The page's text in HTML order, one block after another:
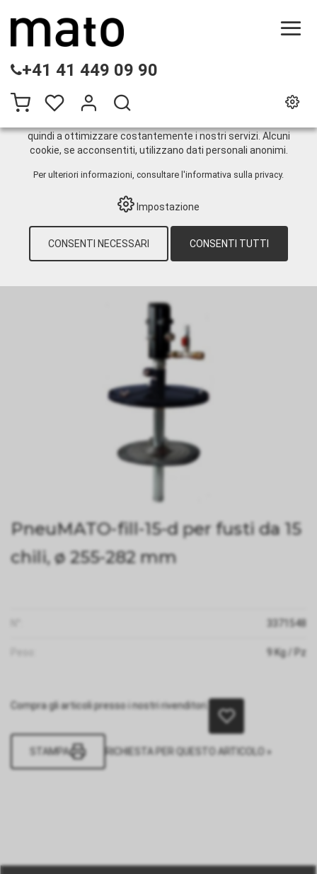
+41 41 449 09 90
Pneumatiche
TECNOLOGIA DI
LUBRIFICAZIONE › GRASSO ›
APPARECCHIATURE DI RIEMPIMENTO ›
PneuMATO-fill-15-d per fusti da 15
chili, ø 255-282 mm
3371548
9 Kg / Pz
Compra gli articoli presso i nostri rivenditori.
STAMPA RICHIESTA PER QUESTO ARTICOLO »
QUESTO SITO WEB UTILIZZA I COOKIE
Sul nostro sito web utilizziamo diversi cookie: alcuni sono
necessari per il corretto funzionamento del sito, altri
consentono di utilizzare più funzionalità, altri ancora ci
quindi a ottimizzare costantemente i nostri servizi. Alcuni
cookie, se acconsentiti, utilizzano dati personali anonimi.
Per ulteriori informazioni, consultare l'informativa sulla privacy.
Impostazione
CONSENTI NECESSARI CONSENTI TUTTI